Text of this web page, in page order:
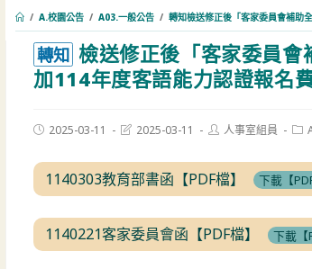
/ A.校園公告 / A03.一般公告 / 轉知檢送修正後「客家委員會補助
轉知 檢送修正後「客家委員
加114年度客語能力認證報名
Post2025-03-11
Post2025-03-11
Post人事室組員
1140303教育部書函【PDF檔】 下載【
1140221客家委員會函【PDF檔】 下載【